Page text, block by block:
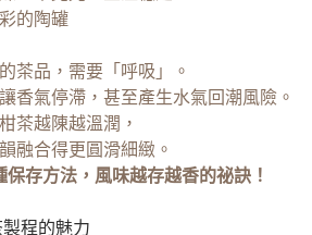
的陶罐
茶品，需要「呼吸」。
香氣停滯，甚至產生水氣回潮風險。
茶越陳越溫潤，
融合得更圓滑細緻。
存方法，風味越存越香的祕訣！
程的魅力